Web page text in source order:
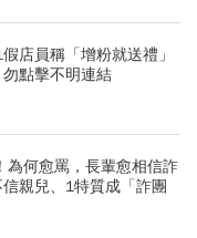
店員稱「增粉就送禮」
點擊不明連結
為何愈罵，長輩愈相信詐
親兒、1特質成「詐團